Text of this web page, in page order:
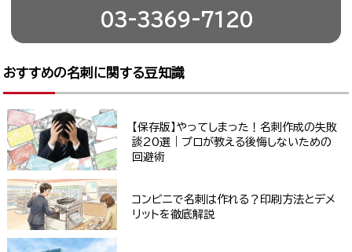
03-3369-7120
おすすめの名刺に関する豆知識
【保存版】やってしまった！名刺作成の失敗
談20選｜プロが教える後悔しないための
回避術
コンビニで名刺は作れる？印刷方法とデメ
リットを徹底解説